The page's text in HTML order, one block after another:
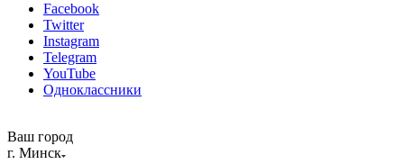
Facebook
Twitter
Instagram
Telegram
YouTube
Одноклассники
Ваш город
г. Минск